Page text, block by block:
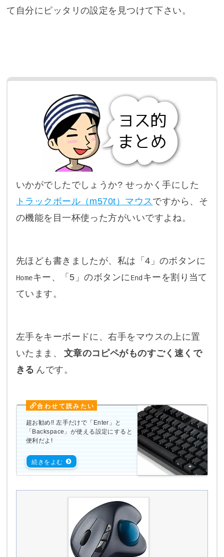
て自分にピッタリの設定を見つけて下さい。
いかがでしたでしょうか? せっかく手にした
トラックボール（m570t）マウスですから、そ
の機能を目一杯使った方がいいですよね。
先ほども書きましたが、私は「4」のボタンに
Homeキー、「5」のボタンにEnd キーを割り当て
ています。
左手をキーボードに、右手をマウスの上に置
いたまま、
文章のコピペがものすごく速くで
きる んです。
超お勧め!! 左手だけで「Enter」と
「Backspace」が使える設定にすると
便利だよ!